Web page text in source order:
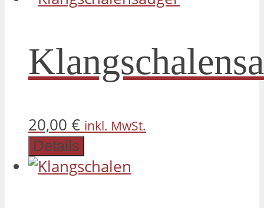
auf.
Die
20,00 € inkl. MwSt.
Details